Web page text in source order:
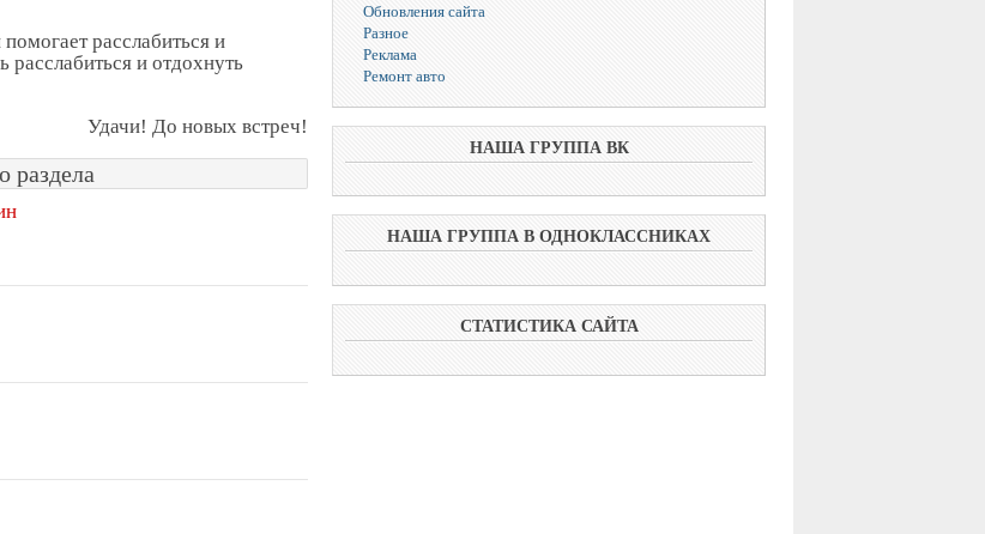
расслабиться и
расслабиться и отдохнуть
Удачи! До новых встреч!
раздела
Обновления сайта
Разное
Реклама
Ремонт авто
НАША ГРУППА ВК
НАША ГРУППА В ОДНОКЛАССНИКАХ
СТАТИСТИКА САЙТА